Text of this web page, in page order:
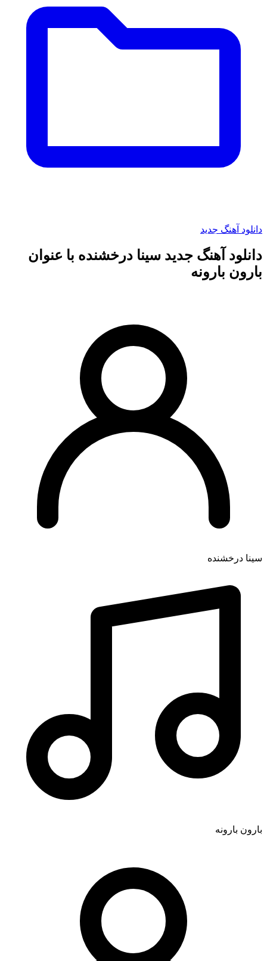
دانلود آهنگ جدید
دانلود آهنگ جدید سینا درخشنده با عنوان
بارون بارونه
سینا درخشنده
بارون بارونه